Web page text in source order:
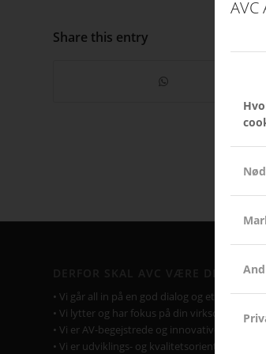
Share this entry
DERFOR SKAL AVC VÆRE DIN
• Vi går all in på en god dialog og et godt
• Vi lytter og har fokus på din virksomhed og
• Vi er AV-begejstrede og innovative.
• Vi er udviklings- og kvalitetsorienterede.